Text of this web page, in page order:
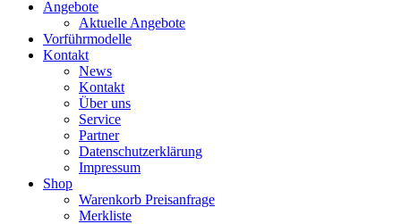
Angebote
Aktuelle Angebote
Vorführmodelle
Kontakt
News
Kontakt
Über uns
Service
Partner
Datenschutzerklärung
Impressum
Shop
Warenkorb Preisanfrage
Merkliste